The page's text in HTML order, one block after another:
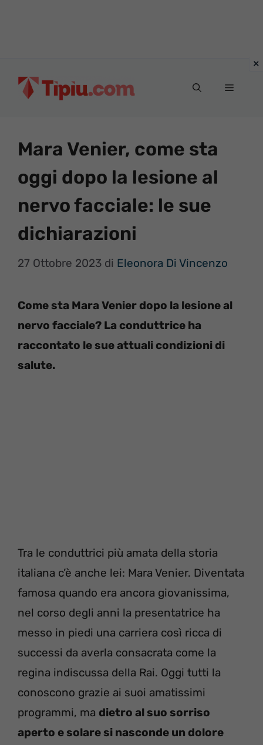
Menu
Mara Venier, come sta
oggi dopo la lesione al
nervo facciale: le sue
dichiarazioni
27 Ottobre 2023 di Eleonora Di Vincenzo
Come sta Mara Venier dopo la lesione al
nervo facciale? La conduttrice ha
raccontato le sue attuali condizioni di
salute.
Tra le conduttrici più amata della storia
italiana c’è anche lei: Mara Venier. Diventata
famosa quando era ancora giovanissima,
nel corso degli anni la presentatrice ha
messo in piedi una carriera così ricca di
successi da averla consacrata come la
regina indiscussa della Rai. Oggi tutti la
conoscono grazie ai suoi amatissimi
programmi, ma dietro al suo sorriso
aperto e solare si nasconde un dolore